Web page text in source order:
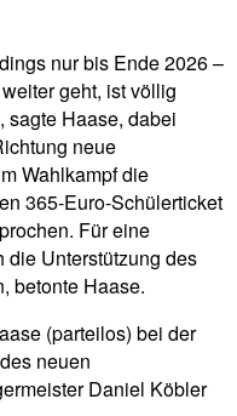
nur bis Ende 2026 –
geht, ist völlig
sagte Haase, dabei
neue
Wahlkampf die
365-Euro-Schülerticket
Für eine
die Unterstützung des
betonte Haase.